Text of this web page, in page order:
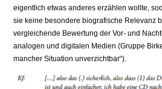
eigentlich etwas anderes erzählen wollte,
sie keine besondere biografische Relevanz
vergleichende Bewertung der Vor- und
analogen und digitalen Medien (Gruppe
mancher Situation unverzichtbar“).